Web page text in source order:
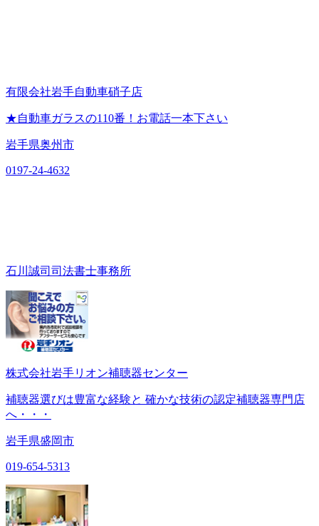
有限会社岩手自動車硝子店
★自動車ガラスの110番！お電話一本下さい
岩手県奥州市
0197-24-4632
石川誠司司法書士事務所
株式会社岩手リオン補聴器センター
補聴器選びは豊富な経験と 確かな技術の認定補聴器専門店
へ・・・
岩手県盛岡市
019-654-5313